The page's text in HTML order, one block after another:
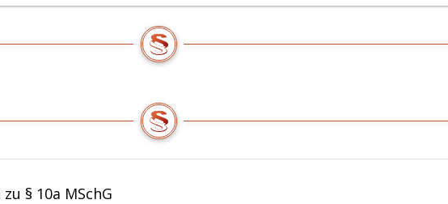
§ 10a MSchG